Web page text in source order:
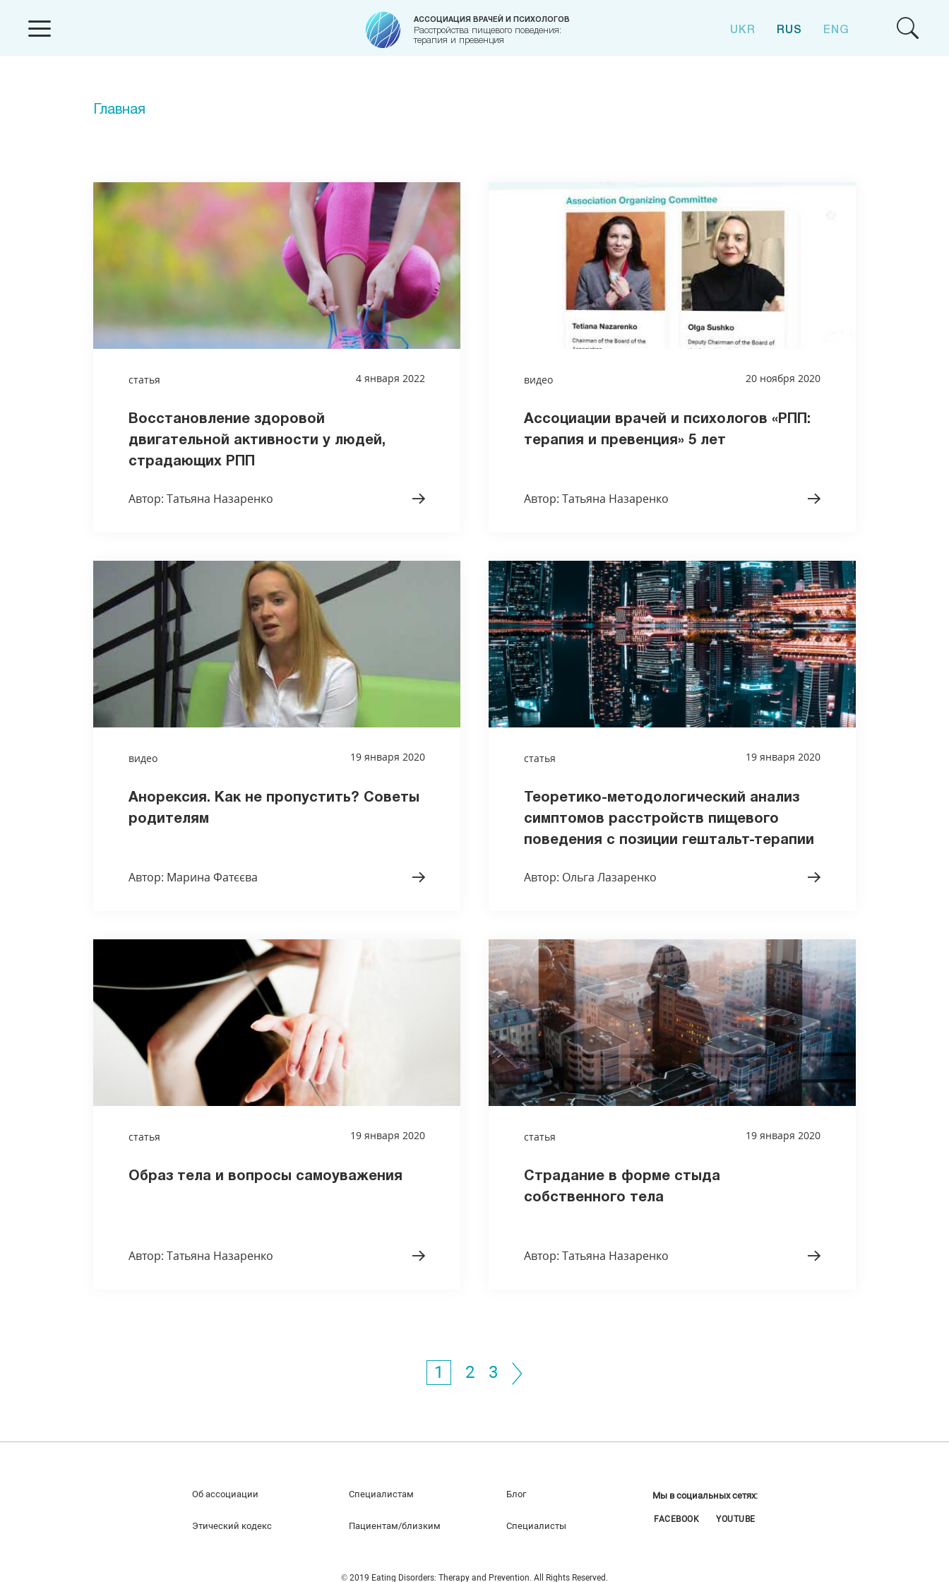
АССОЦИАЦИЯ ВРАЧЕЙ И ПСИХОЛОГОВ
Расстройства пищевого поведения:
терапия и превенция
UKR RUS ENG
Главная
статья 4 января 2022
Восстановление здоровой
двигательной активности у людей,
страдающих РПП
Автор: Татьяна Назаренко
видео 20 ноября 2020
Ассоциации врачей и психологов «РПП:
терапия и превенция» 5 лет
Автор: Татьяна Назаренко
видео 19 января 2020
Анорексия. Как не пропустить? Советы
родителям
Автор: Марина Фатєєва
статья 19 января 2020
Теоретико-методологический анализ
симптомов расстройств пищевого
поведения с позиции гештальт-терапии
Автор: Ольга Лазаренко
статья 19 января 2020
Образ тела и вопросы самоуважения
Автор: Татьяна Назаренко
статья 19 января 2020
Страдание в форме стыда
собственного тела
Автор: Татьяна Назаренко
1 2 3
Об ассоциации
Этический кодекс
Специалистам
Пациентам/близким
Блог
Специалисты
Мы в социальных сетях:
FACEBOOK YOUTUBE
© 2019 Eating Disorders: Therapy and Prevention. All Rights Reserved.